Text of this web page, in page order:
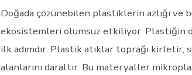
Doğada çözünebilen plastiklerin azlığı ve
ekosistemleri olumsuz etkiliyor. Plastiğin
ilk adımdır. Plastik atıklar toprağı kirletir,
alanlarını daraltır. Bu materyaller